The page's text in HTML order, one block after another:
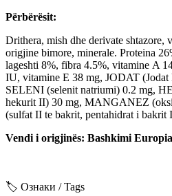
Përbërësit:
Drithеra, mish dhe derivate shtazore,
origjinе bimore, minerale. Proteina
lagеshti 8%, fibra 4.5%, vitaminе A
IU, vitaminе E 38 mg, JODAT
SELENI (selenit natriumi) 0.2 mg,
hekurit II) 30 mg, MANGANEZ
(sulfat II tе bakrit, pentahidrat i bakrit
Vendi i origjinës: Bashkimi
🏷️ Ознаки / Tags